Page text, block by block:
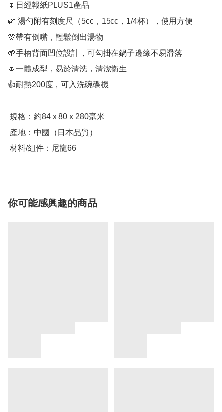
🌷日經報紙PLUS1產品
🌿 湯勺附有刻度尺（5cc，15cc，1/4杯），使用方便
🌸帶有倒嘴，輕鬆倒出湯物
🌱手柄背面凹位設計，可勾掛在鍋子邊緣不易滑落
🌷一體成型，易於清洗，清潔衞生
👍耐熱200度，可入洗碗碟機
你可能感興趣的商品